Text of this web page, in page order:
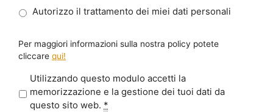
Autorizzo il trattamento dei miei dati personali
Per maggiori informazioni sulla nostra policy potete
cliccare qui!
r
Utilizzando questo modulo accetti la
memorizzazione e la gestione dei tuoi dati da
questo sito web. *